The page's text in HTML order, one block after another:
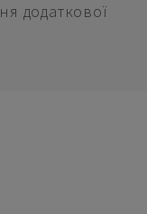
додаткової